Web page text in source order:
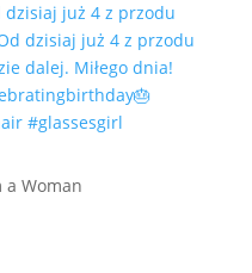
już 4 z przodu
a Woman